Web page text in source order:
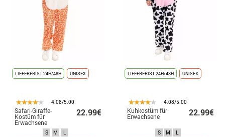
LIEFERFRIST 24H/48H UNISEX
4.08/5.00
Safari-Giraffe-
Kostüm für
Erwachsene
22.99€
S M L
LIEFERFRIST 24H/48H UNISEX
4.08/5.00
Kuhkostüm für
Erwachsene 22.99€
S M L